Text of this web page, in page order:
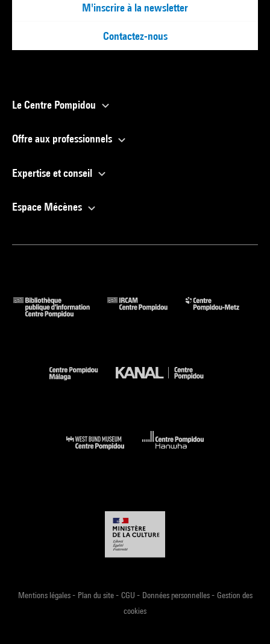
M'inscrire à la newsletter
Contactez-nous
Le Centre Pompidou
Offre aux professionnels
Expertise et conseil
Espace Mécènes
Mentions légales- Plan du site- CGU - Données personnelles- Gestion des
cookies